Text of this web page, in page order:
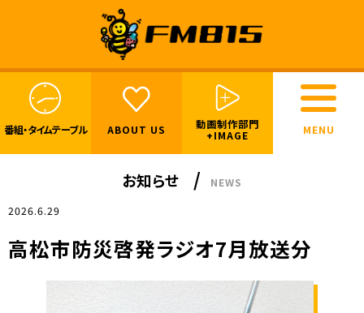
番組・タイムテーブル ABOUT US 動画制作部門
+IMAGE
お知らせ NEWS
2026.6.29
高松市防災啓発ラジオ7月放送分